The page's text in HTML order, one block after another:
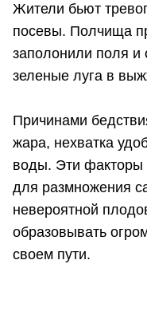
Жители бьют
посевы. Полчища
заполонили поля
зеленые луга в
Причинами
жара, нехватка
воды. Эти факторы
для размножения
невероятной
образовывать
своем пути.